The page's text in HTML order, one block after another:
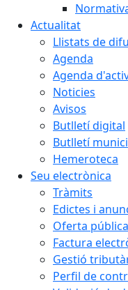
Actualitat
Llistats de
Agenda
Agenda
Noticies
Avisos
Butlletí digital
Butlletí
Hemeroteca
Seu electrònica
Tràmits
Edictes i
Oferta
Factura
Gestió
Perfil de